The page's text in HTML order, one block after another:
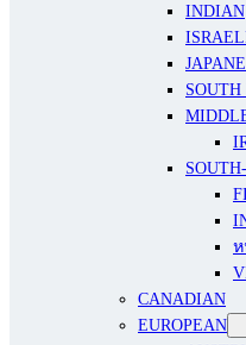
INDIAN
ห
CANADIAN
EUROPEAN